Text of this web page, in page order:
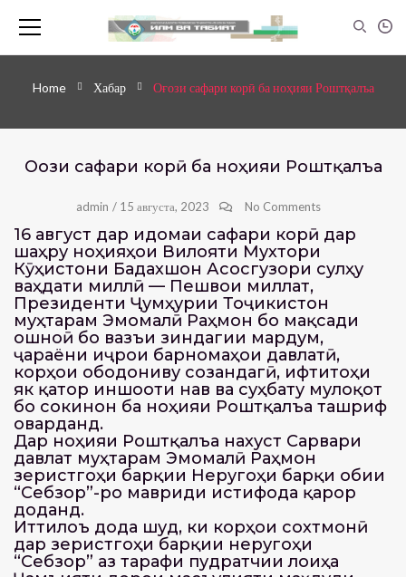
Home Хабар Оғози сафари корӣ ба ноҳияи Роштқалъа
Оғози сафари корӣ ба ноҳияи Роштқалъа
admin / 15 августа, 2023 No Comments
16 август дар идомаи сафари корӣ дар
шаҳру ноҳияҳои Вилояти Мухтори
Кӯҳистони Бадахшон Асосгузори сулҳу
ваҳдати миллӣ — Пешвои миллат,
Президенти Ҷумҳурии Тоҷикистон
муҳтарам Эмомалӣ Раҳмон бо мақсади
ошноӣ бо вазъи зиндагии мардум,
ҷараёни иҷрои барномаҳои давлатӣ,
корҳои ободониву созандагӣ, ифтитоҳи
як қатор иншооти нав ва суҳбату мулоқот
бо сокинон ба ноҳияи Роштқалъа ташриф
оварданд.
Дар ноҳияи Роштқалъа нахуст Сарвари
давлат муҳтарам Эмомалӣ Раҳмон
зеристгоҳи барқии Неругоҳи барқи обии
“Себзор”-ро мавриди истифода қарор
доданд.
Иттилоъ дода шуд, ки корҳои сохтмонӣ
дар зеристгоҳи барқии неругоҳи
“Себзор” аз тарафи пудратчии лоиҳа